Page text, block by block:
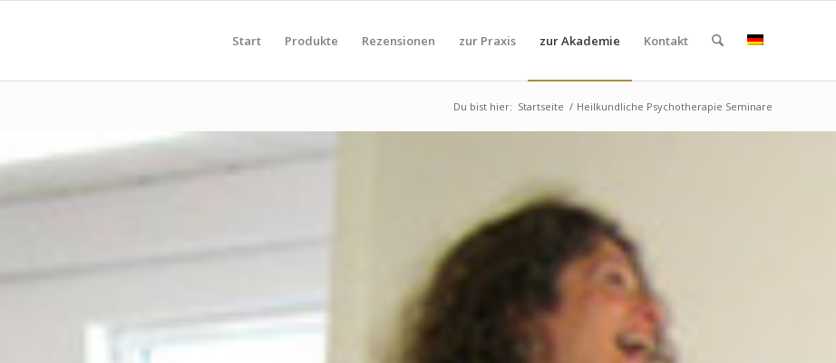
Start Produkte Rezensionen zur Praxis zur Akademie Kontakt
Du bist hier: Startseite / Heilkundliche Psychotherapie Seminare